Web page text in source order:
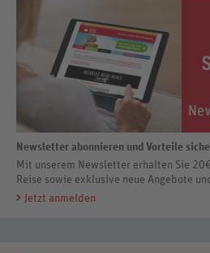
Newsletter abonnieren und Vorteile
Mit unserem Newsletter erhalten Sie
Reise sowie exklusive neue Angebote
Jetzt anmelden